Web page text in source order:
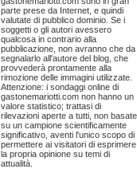
parte prese da Internet, e quindi
valutate di pubblico dominio. Se i
soggetti o gli autori avessero
qualcosa in contrario alla
pubblicazione, non avranno che da
segnalarlo all'autore del blog, che
provvederà prontamente alla
rimozione delle immagini utilizzate.
Attenzione: i sondaggi online di
gastonemariotti.com non hanno un
valore statistico; trattasi di
rilevazioni aperte a tutti, non basate
su un campione scientificamente
significativo, aventi l'unico scopo di
permettere ai visitatori di esprimere
la propria opinione su temi di
attualità.